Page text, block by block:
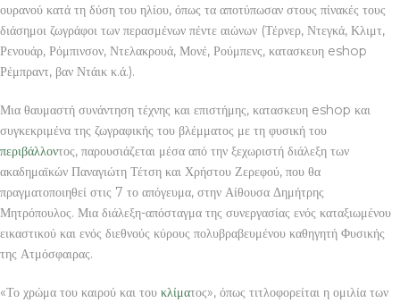
ουρανού κατά τη δύση του ηλίου, όπως τα αποτύπωσαν στους πίνακές τους
διάσημοι ζωγράφοι των περασμένων πέντε αιώνων (Τέρνερ, Ντεγκά, Κλιμτ,
Ρενουάρ, Ρόμπινσον, Ντελακρουά, Μονέ, Ρούμπενς, κατασκευη eshop
Ρέμπραντ, βαν Ντάικ κ.ά.).
Μια θαυμαστή συνάντηση τέχνης και επιστήμης, κατασκευη eshop και
συγκεκριμένα της ζωγραφικής του βλέμματος με τη φυσική του
περιβάλλοντος, παρουσιάζεται μέσα από την ξεχωριστή διάλεξη των
ακαδημαϊκών Παναγιώτη Τέτση και Χρήστου Ζερεφού, που θα
πραγματοποιηθεί στις 7 το απόγευμα, στην Αίθουσα Δημήτρης
Μητρόπουλος. Μια διάλεξη-απόσταγμα της συνεργασίας ενός καταξιωμένου
εικαστικού και ενός διεθνούς κύρους πολυβραβευμένου καθηγητή Φυσικής
της Ατμόσφαιρας.
«Το χρώμα του καιρού και του κλίματος», όπως τιτλοφορείται η ομιλία των